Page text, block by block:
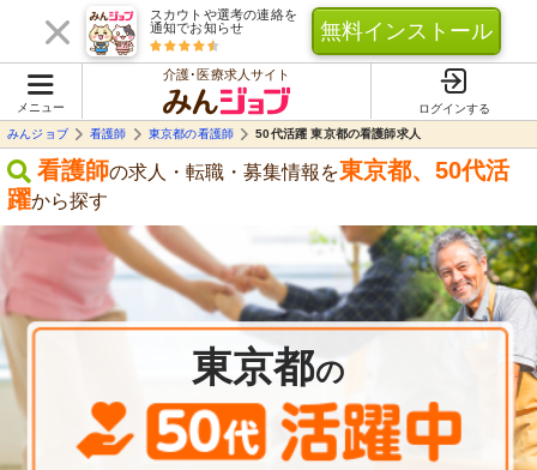
スカウトや選考の連絡を
通知でお知らせ
無料インストール
メニュー
介護･医療求人サイト
ログインする
みんジョブ
看護師 東京都の看護師 50代活躍 東京都の看護師求人
看護師の求人・転職・募集情報を東京都、 50代活
躍から探す
東京都の